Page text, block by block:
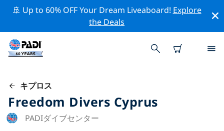
🚢 Up to 60% OFF Your Dream Liveaboard! Explore
the Deals
キプロス
Freedom Divers Cyprus
PADIダイブセンター